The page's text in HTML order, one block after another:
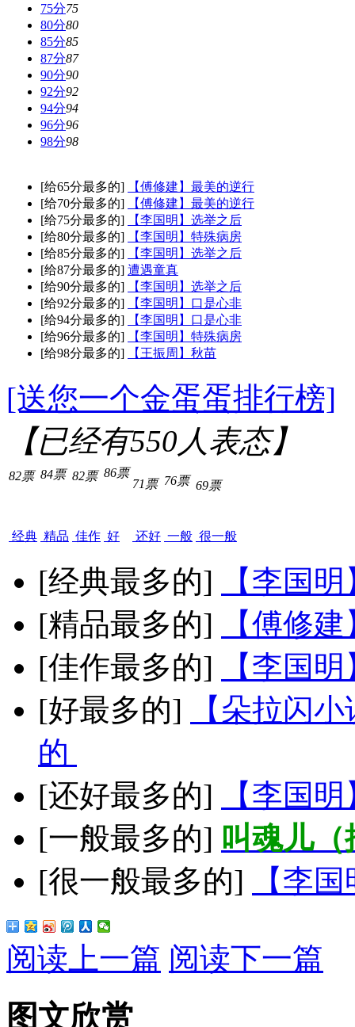
75分75
80分80
85分85
87分87
90分90
92分92
94分94
96分96
98分98
[给65分最多的]
【傅修建】最美的逆行
[给70分最多的]
【傅修建】最美的逆行
[给75分最多的]
【李国明】选举之后
[给80分最多的]
【李国明】特殊病房
[给85分最多的]
【李国明】选举之后
[给87分最多的] 遭遇童真
[给90分最多的]
【李国明】选举之后
[给92分最多的]
【李国明】口是心非
[给94分最多的]
【李国明】口是心非
[给96分最多的]
【李国明】特殊病房
[给98分最多的]
【王振周】秋苗
[送您一个金蛋蛋排行榜]
【已经有550人表态】
82票
经典
84票
精品
82票
佳作
86票
好
71票
还好
76票
一般
69票
很一般
[经典最多的]
【李国
[精品最多的]
【傅修
[佳作最多的]
【李国
[好最多的]
【朵拉闪
的
[还好最多的]
【李国
[一般最多的] 叫魂儿
[很一般最多的]
【李
阅读上一篇 阅读下一篇
图文欣赏